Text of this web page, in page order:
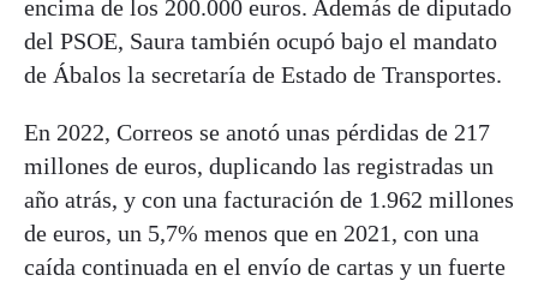
encima de los 200.000 euros. Además de diputado
del PSOE, Saura también ocupó bajo el mandato
de Ábalos la secretaría de Estado de Transportes.
En 2022, Correos se anotó unas pérdidas de 217
millones de euros, duplicando las registradas un
año atrás, y con una facturación de 1.962 millones
de euros, un 5,7% menos que en 2021, con una
caída continuada en el envío de cartas y un fuerte